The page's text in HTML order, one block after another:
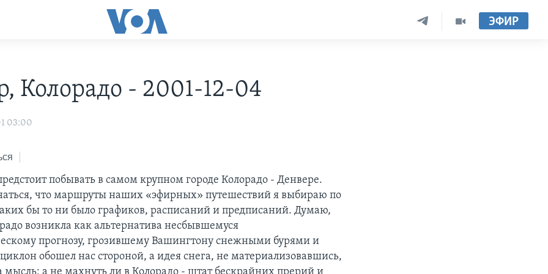
ЭФИР
Колорадо - 2001-12-04
03:00
побывать в самом крупном городе Колорадо - Денвере.
что маршруты наших «эфирных» путешествий я выбираю по
бы то ни было графиков, расписаний и предписаний. Думаю,
возникла как альтернатива несбывшемуся
прогнозу, грозившему Вашингтону снежными бурями и
обошел нас стороной, а идея снега, не материализовавшись,